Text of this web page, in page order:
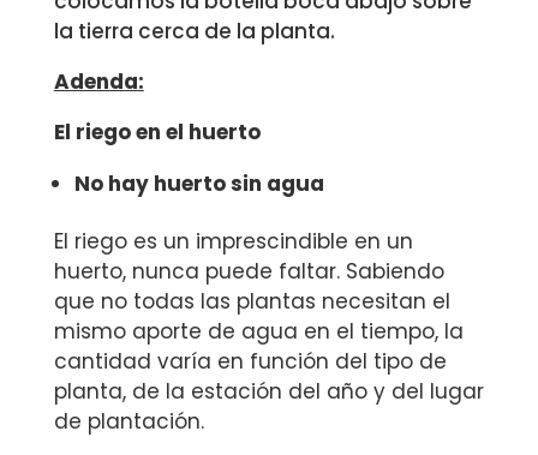
la tierra cerca de la planta.
Adenda:
El riego en el huerto
No hay huerto sin agua
El riego es un imprescindible en un
huerto, nunca puede faltar. Sabiendo
que no todas las plantas necesitan el
mismo aporte de agua en el tiempo, la
cantidad varía en función del tipo de
planta, de la estación del año y del lugar
de plantación.